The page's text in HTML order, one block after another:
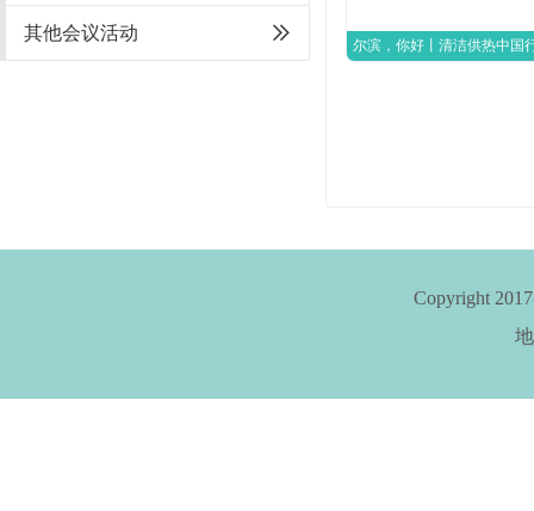
其他会议活动
尔滨，你好丨清洁供热中国
Copyright